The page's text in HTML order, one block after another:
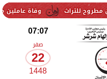
وفاة عاملين متأثرين
07:07
صفر
22
1448